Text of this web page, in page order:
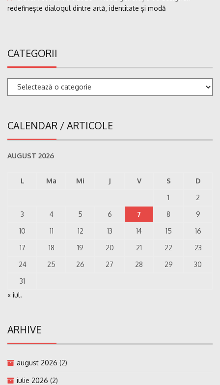
redefinește dialogul dintre artă, identitate și modă
CATEGORII
Categorii
CALENDAR / ARTICOLE
AUGUST 2026
L Ma Mi J V S
D
1
2
3
4 5 6 7 8
9
10
11 12 13 14 15
16
17
18 19 20 21 22
23
24
25 26 27 28 29
30
31
« iul.
ARHIVE
august 2026 (2)
iulie 2026 (2)